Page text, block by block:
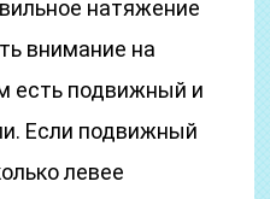
натяжение
внимание на
есть подвижный и
Если подвижный
левее